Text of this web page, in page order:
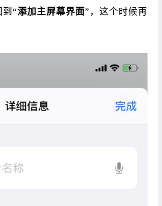
“添加主屏幕界面”，这个时候再